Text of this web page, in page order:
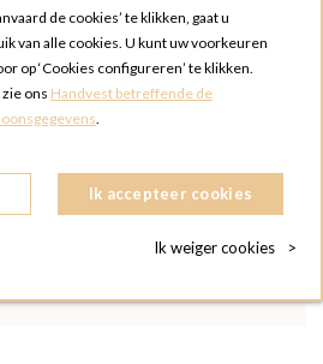
de cookies’ te klikken, gaat u
van alle cookies. U kunt uw voorkeuren
op ‘Cookies configureren’ te klikken.
ons Handvest betreffende de
.
Ik accepteer cookies
Ik weiger cookies >